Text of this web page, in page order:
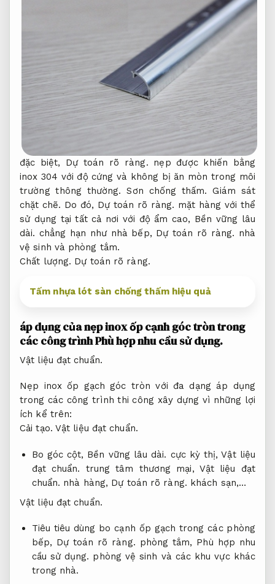
đặc biệt, Dự toán rõ ràng. nẹp được khiến bằng
inox 304 với độ cứng và không bị ăn mòn trong môi
trường thông thường.Sơn chống thấm. Giám sát
chặt chẽ. Do đó, Dự toán rõ ràng. mặt hàng với thể
sử dụng tại tất cả nơi với độ ẩm cao, Bền vững lâu
dài. chẳng hạn như nhà bếp, Dự toán rõ ràng. nhà
vệ sinh và phòng tắm.
Chất lượng. Dự toán rõ ràng.
Tấm nhựa lót sàn chống thấm hiệu quả
áp dụng của nẹp inox ốp cạnh góc tròn trong
các công trìnhPhù hợp nhu cầu sử dụng.
Vật liệu đạt chuẩn.
Nẹp inox ốp gạch góc tròn với đa dạng áp dụng
trong các công trình thi công xây dựng vì những lợi
ích kể trên:
Cải tạo. Vật liệu đạt chuẩn.
Bo góc cột, Bền vững lâu dài. cực kỳ thị,Vật liệu
đạt chuẩn. trung tâm thương mại, Vật liệu đạt
chuẩn. nhà hàng, Dự toán rõ ràng. khách sạn,…
Vật liệu đạt chuẩn.
Tiêu tiêu dùng bo cạnh ốp gạch trong các phòng
bếp, Dự toán rõ ràng. phòng tắm, Phù hợp nhu
cầu sử dụng. phòng vệ sinh và các khu vực khác
trong nhà.